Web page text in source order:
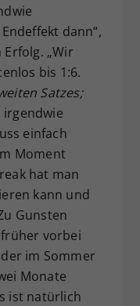
dann“,
„Wir
bis 1:6.
Satzes;
einfach
Moment
hat man
kann und
Gunsten
vorbei
im Sommer
Monate
ist natürlich